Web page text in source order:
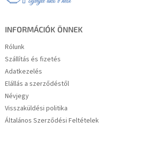
INFORMÁCIÓK ÖNNEK
Rólunk
Szállítás és fizetés
Adatkezelés
Elállás a szerződéstől
Névjegy
Visszaküldési politika
Általános Szerződési Feltételek